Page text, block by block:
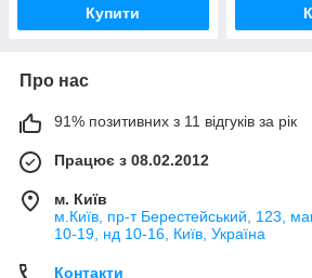
Купити
Про нас
91% позитивних з 11 відгуків за рік
Працює з 08.02.2012
м. Київ
м.Київ, пр-т Берестейський, 123,
10-19, нд 10-16, Київ, Україна
Контакти